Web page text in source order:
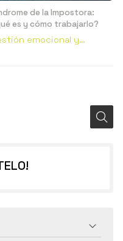
de la Impostora:
es y cómo trabajarlo?
emocional y